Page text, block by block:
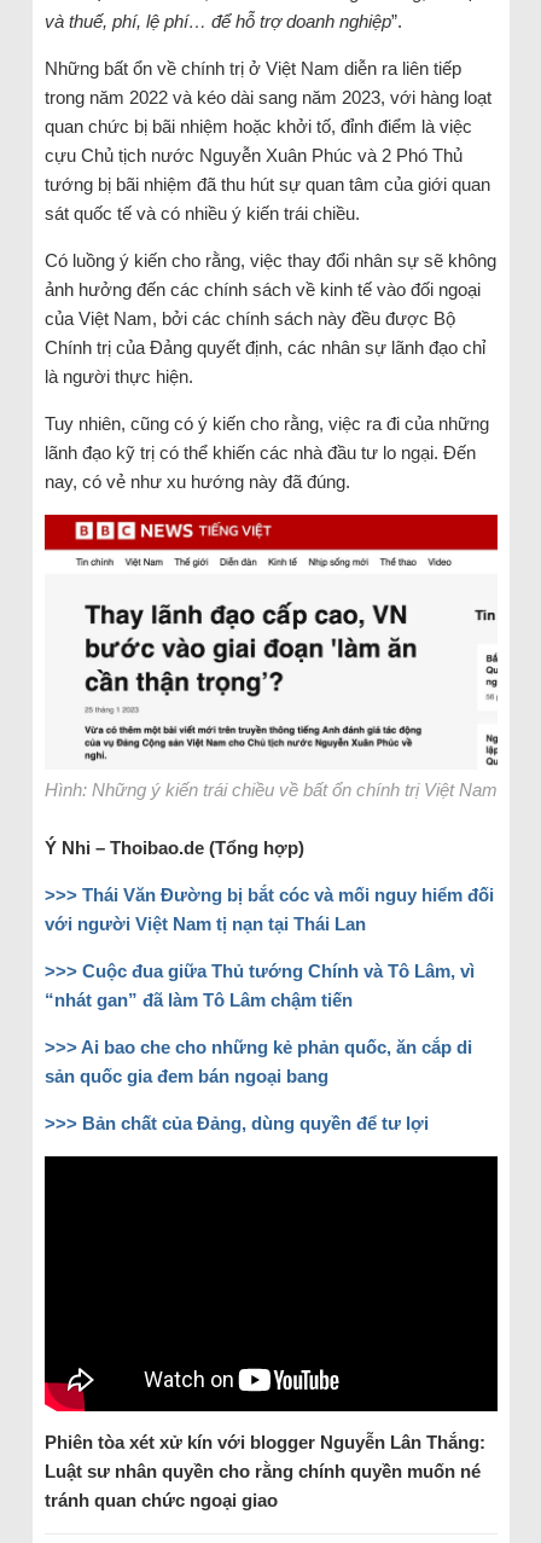
và thuế, phí, lệ phí… để hỗ trợ doanh nghiệp”.
Những bất ổn về chính trị ở Việt Nam diễn ra liên tiếp
trong năm 2022 và kéo dài sang năm 2023, với hàng loạt
quan chức bị bãi nhiệm hoặc khởi tố, đỉnh điểm là việc
cựu Chủ tịch nước Nguyễn Xuân Phúc và 2 Phó Thủ
tướng bị bãi nhiệm đã thu hút sự quan tâm của giới quan
sát quốc tế và có nhiều ý kiến trái chiều.
Có luồng ý kiến cho rằng, việc thay đổi nhân sự sẽ không
ảnh hưởng đến các chính sách về kinh tế vào đối ngoại
của Việt Nam, bởi các chính sách này đều được Bộ
Chính trị của Đảng quyết định, các nhân sự lãnh đạo chỉ
là người thực hiện.
Tuy nhiên, cũng có ý kiến cho rằng, việc ra đi của những
lãnh đạo kỹ trị có thể khiến các nhà đầu tư lo ngại. Đến
nay, có vẻ như xu hướng này đã đúng.
Hình: Những ý kiến trái chiều về bất ổn chính trị Việt Nam
Ý Nhi – Thoibao.de (Tổng hợp)
>>> Thái Văn Đường bị bắt cóc và mối nguy hiểm đối
với người Việt Nam tị nạn tại Thái Lan
>>> Cuộc đua giữa Thủ tướng Chính và Tô Lâm, vì
“nhát gan” đã làm Tô Lâm chậm tiến
>>> Ai bao che cho những kẻ phản quốc, ăn cắp di
sản quốc gia đem bán ngoại bang
>>> Bản chất của Đảng, dùng quyền để tư lợi
Phiên tòa xét xử kín với blogger Nguyễn Lân Thắng:
Luật sư nhân quyền cho rằng chính quyền muốn né
tránh quan chức ngoại giao